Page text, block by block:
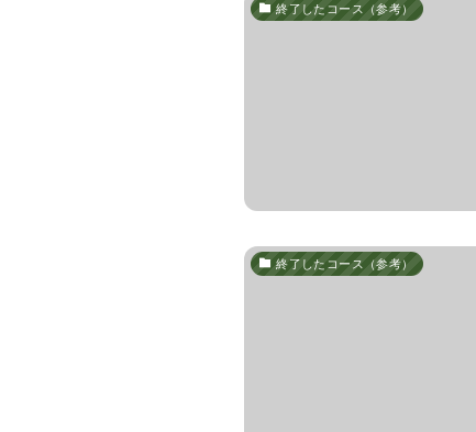
終了したコース（参考）
終了したコース（参考）